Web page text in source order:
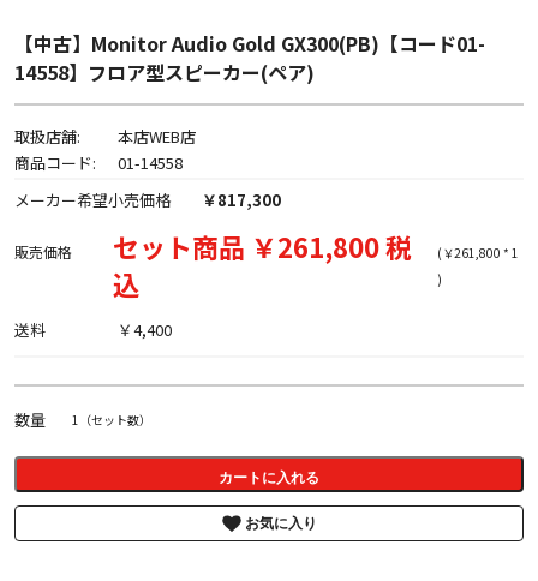
【中古】Monitor Audio Gold GX300(PB)【コード01-
14558】フロア型スピーカー(ペア)
取扱店舗:
本店WEB店
商品コード:
01-14558
メーカー希望小売価格
￥817,300
販売価格
セット商品 ￥261,800 税
込
(￥261,800 * 1
)
送料 ￥4,400
数量 1（セット数）
カートに入れる
お気に入り